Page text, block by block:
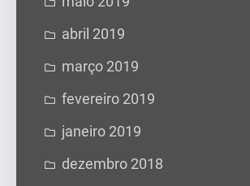
abril 2019
março 2019
fevereiro 2019
janeiro 2019
dezembro 2018